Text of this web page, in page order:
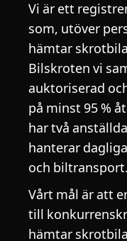
Vi är ett
som, utöver
hämtar
Bilskroten vi
auktoriserad
på minst 95 %
har två
hanterar
och biltransport.
Vårt mål är att
till
hämtar